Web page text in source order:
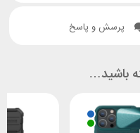
پرسش و پاسخ
باشید…